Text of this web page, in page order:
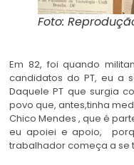
Foto:
Em 82, foi quando
candidatos do PT, eu a
Daquele PT que surgia
povo que, antes,tinha
Chico Mendes , que é
eu apoiei e apoio,
trabalhador começa a se